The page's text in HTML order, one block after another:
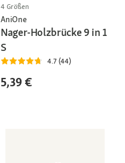
4 Größen
AniOne
Nager-Holzbrücke 9 in 1
S
4.7 (44)
5,39 €